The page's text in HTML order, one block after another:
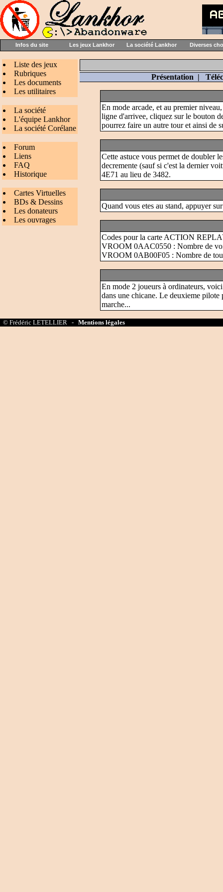
Infos du site Les jeux Lankhor La société Lankhor Diverses
Liste des jeux
Rubriques
Les documents
Les utilitaires
La société
L'équipe Lankhor
La société Corélane
Forum
Liens
FAQ
Historique
Cartes Virtuelles
BDs & Dessins
Les donateurs
Les ouvrages
Présentation |
En mode arcade, et au premier
ligne d'arrivee, cliquez sur le bouton
pourrez faire un autre tour et ainsi de
Cette astuce vous permet de doubler
decremente (sauf si c'est la dernier
4E71 au lieu de 3482.
Quand vous etes au stand, appuyer
Codes pour la carte ACTION
VROOM 0AAC0550 : Nombre de
VROOM 0AB00F05 : Nombre de
En mode 2 joueurs à ordinateurs,
dans une chicane. Le deuxieme pilote
marche...
© Frédéric LETELLIER - Mentions légales